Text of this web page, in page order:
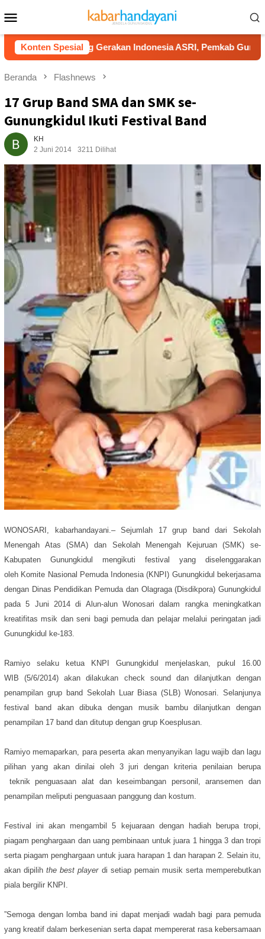
ke
kontenMobile
Konten Spesial
Dukung Gerakan Indonesia ASRI, Pemkab Gunungkidul
Beranda Flashnews
17 Grup Band SMA dan SMK se-
Gunungkidul Ikuti Festival Band
KH
2 Juni 2014
3211 Dilihat
WONOSARI, kabarhandayani.– Sejumlah 17 grup band dari Sekolah
Menengah Atas (SMA) dan Sekolah Menengah Kejuruan (SMK) se-
Kabupaten Gunungkidul mengikuti festival yang diselenggarakan
oleh Komite Nasional Pemuda Indonesia (KNPI) Gunungkidul bekerjasama
dengan Dinas Pendidikan Pemuda dan Olagraga (Disdikpora) Gunungkidul
pada 5 Juni 2014 di Alun-alun Wonosari dalam rangka meningkatkan
kreatifitas msik dan seni bagi pemuda dan pelajar melalui peringatan jadi
Gunungkidul ke-183.
Ramiyo selaku ketua KNPI Gunungkidul menjelaskan, pukul 16.00
WIB (5/6/2014) akan dilakukan check sound dan dilanjutkan dengan
penampilan grup band Sekolah Luar Biasa (SLB) Wonosari. Selanjunya
festival band akan dibuka dengan musik bambu dilanjutkan dengan
penampilan 17 band dan ditutup dengan grup Koesplusan.
Ramiyo memaparkan, para peserta akan menyanyikan lagu wajib dan lagu
pilihan yang akan dinilai oleh 3 juri dengan kriteria penilaian berupa
teknik penguasaan alat dan keseimbangan personil, aransemen dan
penampilan meliputi penguasaan panggung dan kostum.
Festival ini akan mengambil 5 kejuaraan dengan hadiah berupa tropi,
piagam penghargaan dan uang pembinaan untuk juara 1 hingga 3 dan tropi
serta piagam penghargaan untuk juara harapan 1 dan harapan 2. Selain itu,
akan dipilihthe best player di setiap pemain musik serta memperebutkan
piala bergilir KNPI.
”Semoga dengan lomba band ini dapat menjadi wadah bagi para pemuda
yang kreatif dalam berkesenian serta dapat mempererat rasa kebersamaan